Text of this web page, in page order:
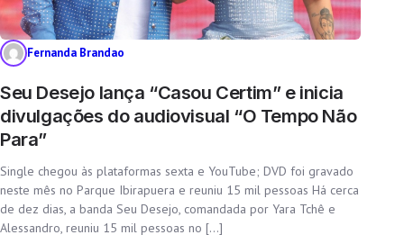
Fernanda Brandao
Seu Desejo lança “Casou Certim” e inicia
divulgações do audiovisual “O Tempo Não
Para”
Single chegou às plataformas sexta e YouTube; DVD foi gravado
neste mês no Parque Ibirapuera e reuniu 15 mil pessoas Há cerca
de dez dias, a banda Seu Desejo, comandada por Yara Tchê e
Alessandro, reuniu 15 mil pessoas no […]